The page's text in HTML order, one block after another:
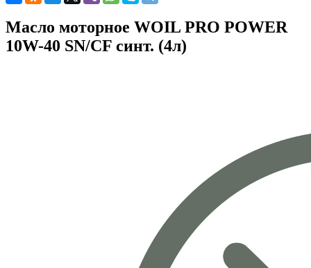
Масло моторное WOIL PRO POWER
10W-40 SN/CF синт. (4л)